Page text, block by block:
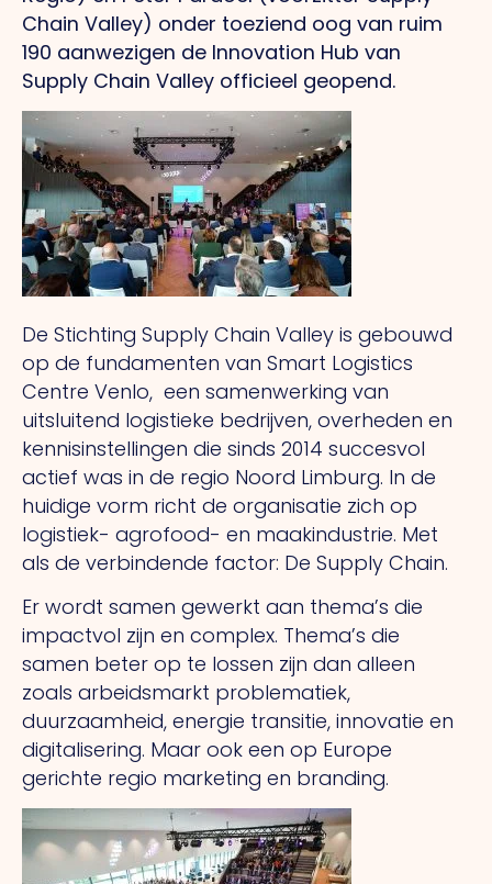
Chain Valley) onder toeziend oog van ruim
190 aanwezigen de Innovation Hub van
Supply Chain Valley officieel geopend.
De Stichting Supply Chain Valley is gebouwd
op de fundamenten van Smart Logistics
Centre Venlo, een samenwerking van
uitsluitend logistieke bedrijven, overheden en
kennisinstellingen die sinds 2014 succesvol
actief was in de regio Noord Limburg. In de
huidige vorm richt de organisatie zich op
logistiek- agrofood- en maakindustrie. Met
als de verbindende factor: De Supply Chain.
Er wordt samen gewerkt aan thema’s die
impactvol zijn en complex. Thema’s die
samen beter op te lossen zijn dan alleen
zoals arbeidsmarkt problematiek,
duurzaamheid, energie transitie, innovatie en
digitalisering. Maar ook een op Europe
gerichte regio marketing en branding.